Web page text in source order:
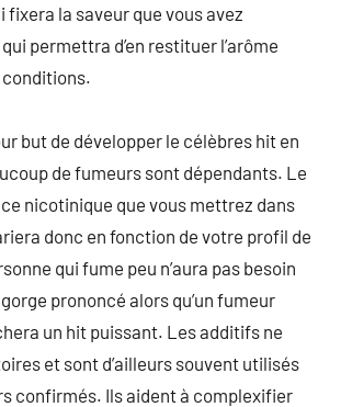
fixera la saveur que vous avez
permettra d’en restituer l’arôme
conditions.
but de développer le célèbres hit en
de fumeurs sont dépendants. Le
nicotinique que vous mettrez dans
donc en fonction de votre profil de
qui fume peu n’aura pas besoin
gorge prononcé alors qu’un fumeur
un hit puissant. Les additifs ne
et sont d’ailleurs souvent utilisés
confirmés. Ils aident à complexifier